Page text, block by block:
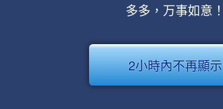
多多，万事如意！
2小時內不再顯示